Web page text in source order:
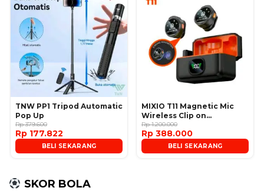
TNW PP1 Tripod Automatic
Pop Up
Rp 379.600
Rp 177.822
BELI SEKARANG
MIXIO T11 Magnetic Mic
Wireless Clip on
Microphone
Rp 1.200.000
Rp 388.000
BELI SEKARANG
SKOR BOLA